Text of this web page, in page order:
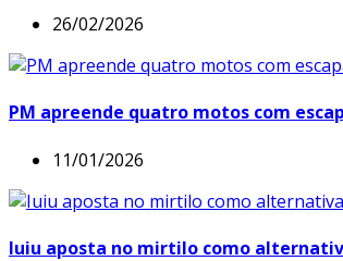
26/02/2026
PM apreende quatro motos com
11/01/2026
Iuiu aposta no mirtilo como